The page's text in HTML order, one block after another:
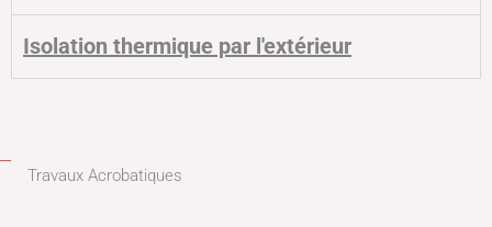
Isolation thermique par l'extérieur
Travaux Acrobatiques